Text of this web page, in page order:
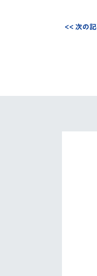
<< 次の